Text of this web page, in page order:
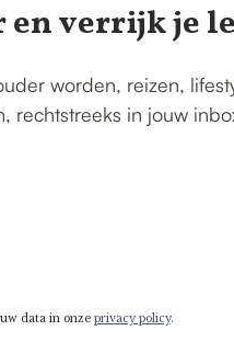
en verrijk je
worden, reizen,
rechtstreeks in jouw
data in onze privacy policy.